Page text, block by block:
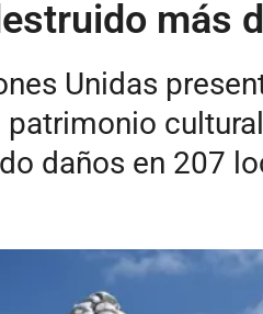
más
Unidas
daños en 207